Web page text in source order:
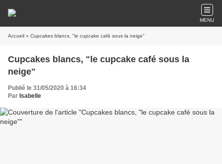
MENU
Accueil » Cupcakes blancs, "le cupcake café sous la neige"
Cupcakes blancs, "le cupcake café sous la
neige"
Publié le 31/05/2020 à 16:34
Par Isabelle